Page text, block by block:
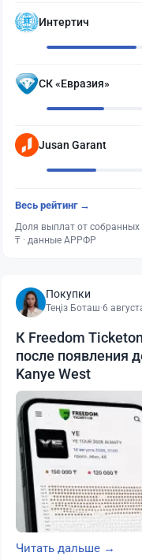
Интертич
СК «Евразия»
Jusan Garant
Весь рейтинг →
Доля выплат от
₸ · данные АРРФР
Покупки
Теңіз Боташ·6
К Freedom
после появления
Kanye West
Читать дальше →